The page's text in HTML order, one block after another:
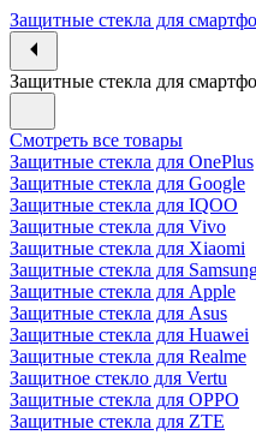
Защитные стекла для
Защитные стекла для
Смотреть все товары
Защитные стекла для OnePlus
Защитные стекла для Google
Защитные стекла для IQOO
Защитные стекла для Vivo
Защитные стекла для Xiaomi
Защитные стекла для
Защитные стекла для Apple
Защитные стекла для Asus
Защитные стекла для Huawei
Защитные стекла для Realme
Защитное стекло для Vertu
Защитные стекла для OPPO
Защитные стекла для ZTE